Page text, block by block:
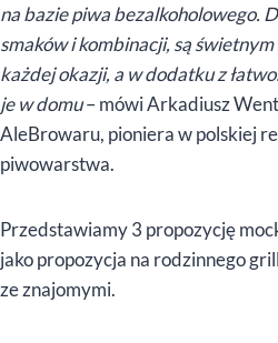
na bazie piwa bezalkoholowego.
smaków i kombinacji, są
każdej okazji, a w dodatku z
je w domu– mówi Arkadiusz
AleBrowaru, pioniera w polskiej
piwowarstwa.
Przedstawiamy 3 propozycję
jako propozycja na rodzinnego
ze znajomymi.